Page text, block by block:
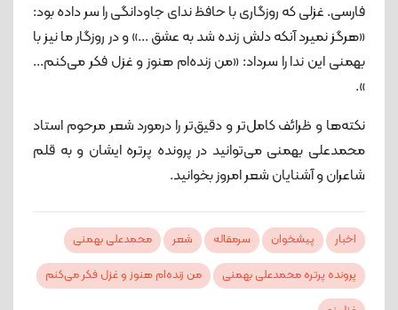
فارسی. غزلی که روزگاری با حافظ ندای جاودانگی را سر داده بود:
«هرگز نمیرد آنکه دلش زنده شد به عشق ...» و در روزگار ما نیز با
بهمنی این ندا را سرداد: «من زنده‌ام هنوز و غزل فکر می‌کنم...
».
نکته‌ها و ظرائف کامل‌تر و دقیق‌تر را درمورد شعر مرحوم استاد
محمدعلی بهمنی می‌توانید در پرونده پرتره ایشان و به قلم
شاعران و آشنایان شعر امروز بخوانید.
اخبار پیشخوان سرمقاله شعر
محمدعلی بهمنی
پرونده پرتره محمدعلی بهمنی
من زنده‌ام هنوز و غزل فکر می‌کنم